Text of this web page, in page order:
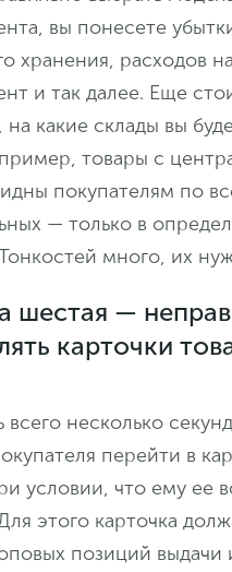
вы понесете
хранения, расходов
и так далее. Еще
на какие склады вы
товары с
покупателям по
— только в
много, их
шестая —
карточки
всего несколько
перейти в
условии, что ему ее
этого карточка
позиций выдачи